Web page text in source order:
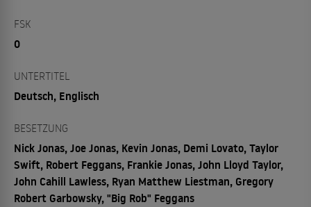
FSK
0
UNTERTITEL
Deutsch, Englisch
BESETZUNG
Nick Jonas, Joe Jonas, Kevin Jonas, Demi Lovato, Taylor
Swift, Robert Feggans, Frankie Jonas, John Lloyd Taylor,
John Cahill Lawless, Ryan Matthew Liestman, Gregory
Robert Garbowsky, "Big Rob" Feggans